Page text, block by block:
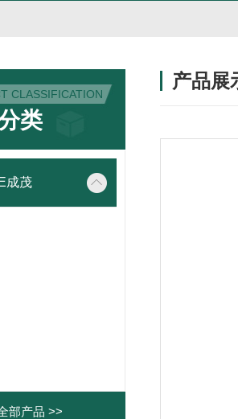
CLASSIFICATION
类
成茂
部产品 >>
产品展